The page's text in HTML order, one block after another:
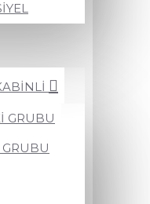
GRUBU
GRUBU